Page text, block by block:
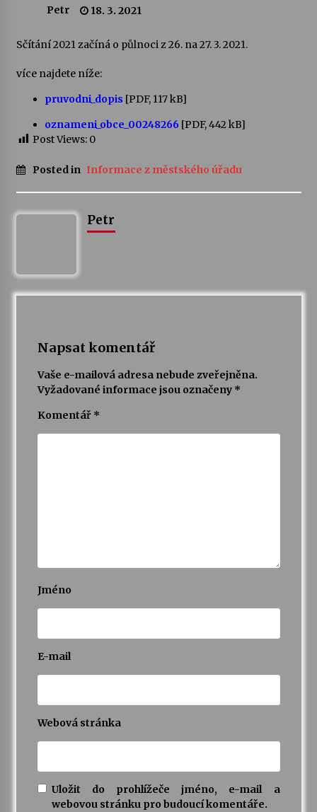
Veselí muzikanti
Pozvánka na integrační festival Quijotova
28. 7. 2026
28. 7. 2026
23. 7. 2026
17. 7. 2026
Ozvěny prázdnin
30. 6. 2026
Petr 18. 3. 2021
Sčítání 2021 začíná o půlnoci z 26. na 27. 3. 2021.
více najdete níže:
pruvodni_dopis [PDF, 117 kB]
oznameni_obce_00248266 [PDF, 442 kB]
Post Views: 0
Posted in Informace z městského úřadu
Petr
Napsat komentář
Vaše e-mailová adresa nebude zveřejněna.
Vyžadované informace jsou označeny *
Komentář *
Jméno
E-mail
Webová stránka
Uložit do prohlížeče jméno, e-mail a
webovou stránku pro budoucí komentáře.